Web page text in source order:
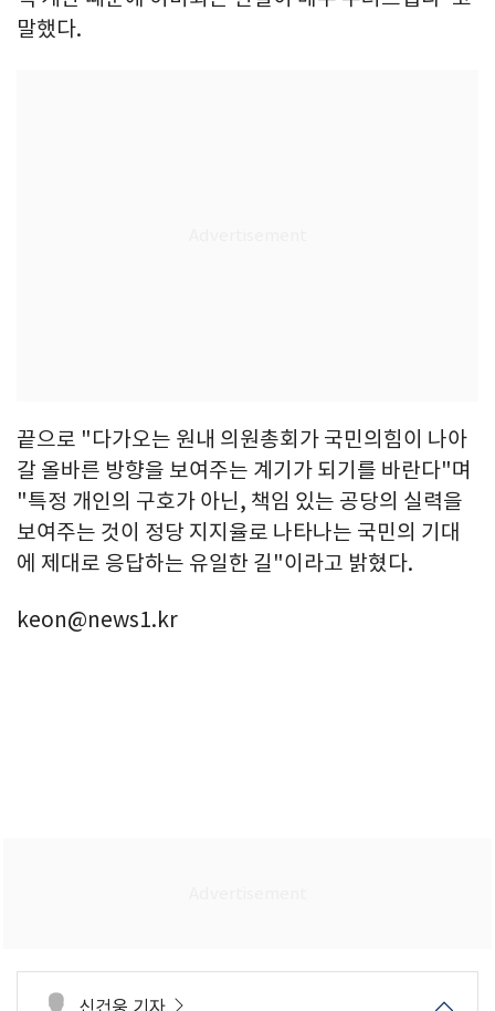
말했다.
끝으로 "다가오는 원내 의원총회가 국민의힘이 나아
갈 올바른 방향을 보여주는 계기가 되기를 바란다"며
"특정 개인의 구호가 아닌, 책임 있는 공당의 실력을
보여주는 것이 정당 지지율로 나타나는 국민의 기대
에 제대로 응답하는 유일한 길"이라고 밝혔다.
keon@news1.kr
신건웅 기자